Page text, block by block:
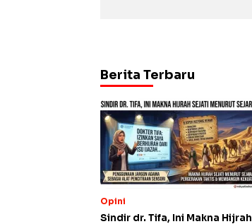
Berita Terbaru
Opini
Sindir dr. Tifa, Ini Makna Hijrah